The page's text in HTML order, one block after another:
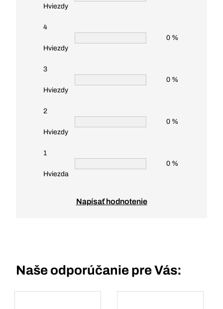
Hviezdy
4
Hviezdy
0 %
3
Hviezdy
0 %
2
Hviezdy
0 %
1
Hviezda
0 %
Napísať hodnotenie
Naše odporúčanie pre Vás: